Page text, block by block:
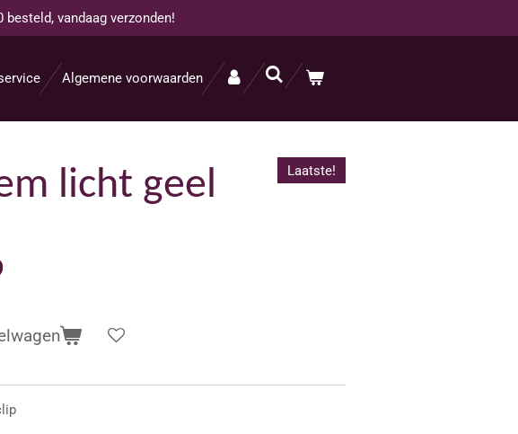
besteld, vandaag verzonden!
Algemene voorwaarden
licht geel Laatste!